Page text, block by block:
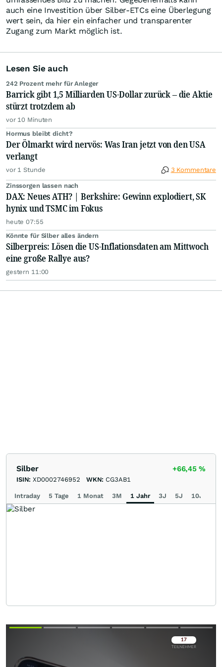
auch eine Investition über Silber-ETCs eine Überlegung
wert sein, da hier ein einfacher und transparenter
Zugang zum Markt möglich ist.
Lesen Sie auch
242 Prozent mehr für Anleger
Barrick gibt 1,5 Milliarden US-Dollar zurück – die Aktie
stürzt trotzdem ab
vor 10 Minuten
Hormus bleibt dicht?
Der Ölmarkt wird nervös: Was Iran jetzt von den USA
verlangt
vor 1 Stunde 3 Kommentare
Zinssorgen lassen nach
DAX: Neues ATH? | Berkshire: Gewinn explodiert, SK
hynix und TSMC im Fokus
heute 07:55
Könnte für Silber alles ändern
Silberpreis: Lösen die US-Inflationsdaten am Mittwoch
eine große Rallye aus?
gestern 11:00
Silber +66,45%
ISIN: XD0002746952 WKN: CG3AB1
Intraday 5 Tage 1 Monat 3M 1 Jahr 3J 5J 10J